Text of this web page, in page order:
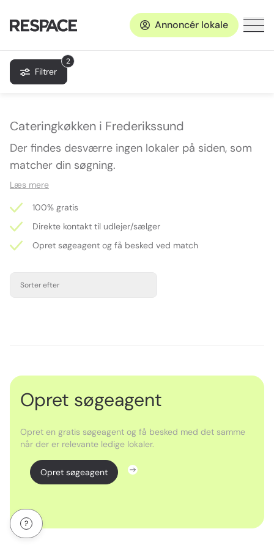
Annoncér lokale
2
Filtrer
Cateringkøkken i Frederikssund
Der findes desværre ingen lokaler på siden, som
matcher din søgning.
Læs mere
100% gratis
Direkte kontakt til udlejer/sælger
Opret søgeagent og få besked ved match
Sorter efter
Opret søgeagent
Opret en gratis søgeagent og få besked med det samme
når der er relevante ledige lokaler.
Opret søgeagent